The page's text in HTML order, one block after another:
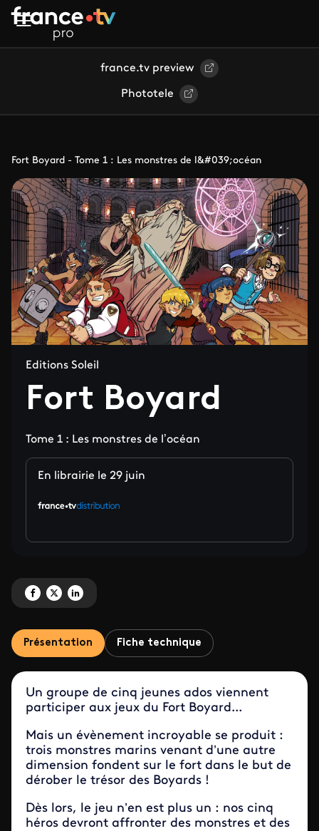
Aller au contenu principal
france.tv preview
Phototele
Fort Boyard - Tome 1 : Les monstres de l&#039;océan
Editions Soleil
Fort Boyard
Tome 1 : Les monstres de l’océan
En librairie le 29 juin
Partagez 'Fort Boyard' sur Facebook
Partagez 'Fort Boyard' sur X
Partagez 'Fort Boyard' sur LinkedIn
Présentation Fiche technique
Un groupe de cinq jeunes ados viennent
participer aux jeux du Fort Boyard...
Mais un évènement incroyable se produit :
trois monstres marins venant d’une autre
dimension fondent sur le fort dans le but de
dérober le trésor des Boyards !
Dès lors, le jeu n’en est plus un : nos cinq
héros devront affronter des monstres et des